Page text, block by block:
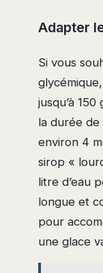
Adapter
Si vous
jusqu’à
la durée
environ 4
sirop «
litre d’eau
longue et
pour
une glace